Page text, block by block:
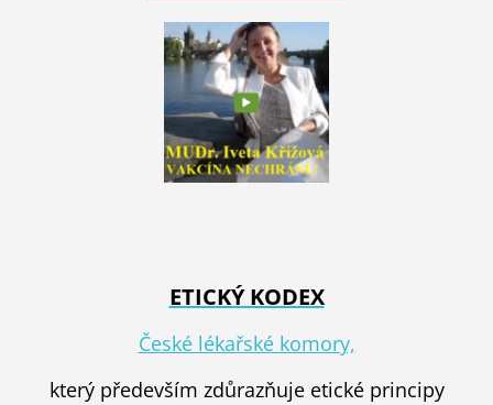
ETICKÝ KODEX
České lékařské komory,
který především zdůrazňuje etické principy